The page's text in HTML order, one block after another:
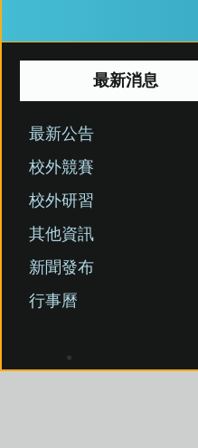
最新消息
最新公告
校外競賽
校外研習
其他資訊
新聞發布
行事曆